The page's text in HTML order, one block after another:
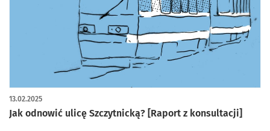
Jak odnowić ulicę Szczytnicką? [Raport z konsultacji]
13.02.2025